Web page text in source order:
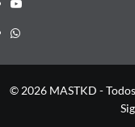
Whatsapp